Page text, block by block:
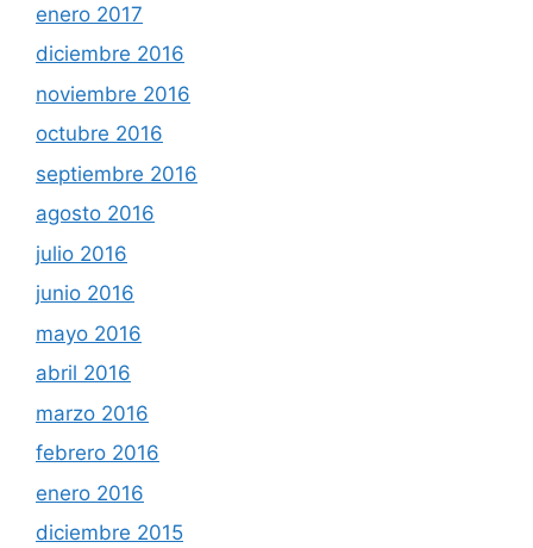
enero 2017
diciembre 2016
noviembre 2016
octubre 2016
septiembre 2016
agosto 2016
julio 2016
junio 2016
mayo 2016
abril 2016
marzo 2016
febrero 2016
enero 2016
diciembre 2015